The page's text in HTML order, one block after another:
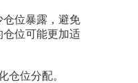
位暴露，避免
仓位可能更加适
位分配。